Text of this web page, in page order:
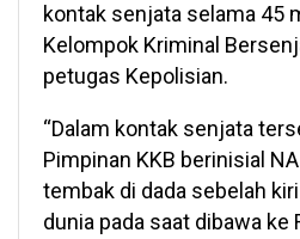
kontak senjata selama 45
Kelompok Kriminal
petugas Kepolisian.
“Dalam kontak senjata
Pimpinan KKB berinisial
tembak di dada sebelah
dunia pada saat dibawa ke